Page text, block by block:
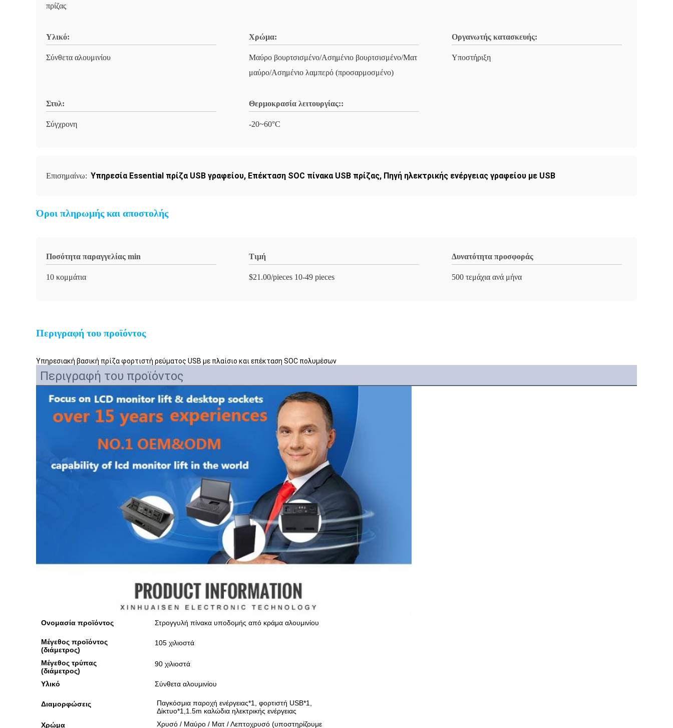
πρίζας
Υλικό:
Σύνθετα αλουμινίου
Χρώμα:
Μαύρο βουρτσισμένο/Ασημένιο βουρτσισμένο/Ματ
μαύρο/Ασημένιο λαμπερό (προσαρμοσμένο)
Οργανωτής κατασκευής:
Υποστήριξη
Στυλ:
Σύγχρονη
Θερμοκρασία λειτουργίας::
-20~60°C
Επισημαίνω: Υπηρεσία Essential πρίζα USB γραφείου, Επέκταση SOC πίνακα USB πρίζας, Πηγή ηλεκτρικής ενέργειας γραφείου με USB
Όροι πληρωμής και αποστολής
Ποσότητα παραγγελίας min
10 κομμάτια
Τιμή
$21.00/pieces 10-49 pieces
Δυνατότητα προσφοράς
500 τεμάχια ανά μήνα
Περιγραφή του προϊόντος
Υπηρεσιακή βασική πρίζα φορτιστή ρεύματος USB με πλαίσιο και επέκταση SOC πολυμέσων
Περιγραφή του προϊόντος
Ονομασία προϊόντος Στρογγυλή πίνακα υποδομής από κράμα αλουμινίου
Μέγεθος προϊόντος
(διάμετρος)
105 χιλιοστά
Μέγεθος τρύπας
(διάμετρος)
90 χιλιοστά
Υλικό Σύνθετα αλουμινίου
Διαμορφώσεις
Παγκόσμια παροχή ενέργειας*1, φορτιστή USB*1,
Δίκτυο*1,1.5m καλώδια ηλεκτρικής ενέργειας
Χρώμα
Χρυσό / Μαύρο / Ματ / Λεπτοχρυσό (υποστηρίζουμε